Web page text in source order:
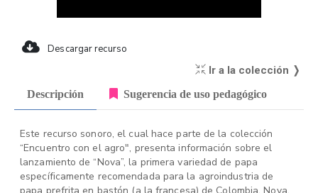
Descargar recurso
Ir a la colección ❭
Descripción Sugerencia de uso pedagógico
Este recurso sonoro, el cual hace parte de la colección
“Encuentro con el agro", presenta información sobre el
lanzamiento de “Nova”, la primera variedad de papa
específicamente recomendada para la agroindustria de